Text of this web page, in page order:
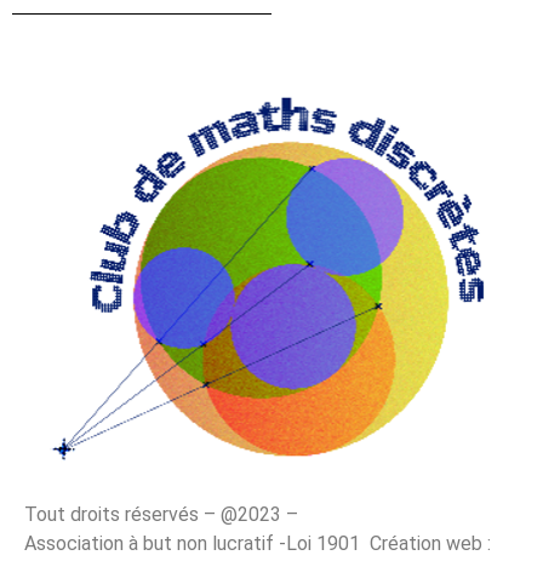
Tout droits réservés – @2023 –
Association à but non lucratif -Loi 1901 Création web :